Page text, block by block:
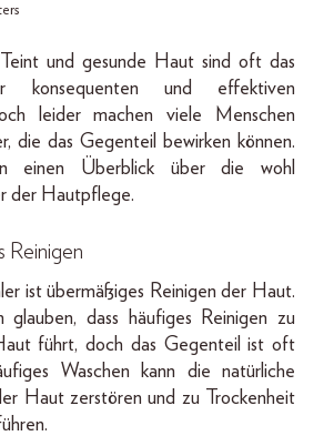
und gesunde Haut sind oft das
konsequenten und effektiven
leider machen viele Menschen
die das Gegenteil bewirken können.
einen Überblick über die wohl
der Hautpflege.
Reinigen
ist übermäßiges Reinigen der Haut.
glauben, dass häufiges Reinigen zu
führt, doch das Gegenteil ist oft
Waschen kann die natürliche
Haut zerstören und zu Trockenheit